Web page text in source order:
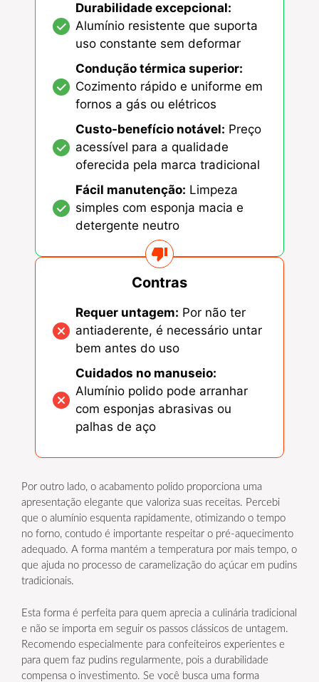
Durabilidade excepcional:
Alumínio resistente que suporta
uso constante sem deformar
Condução térmica superior:
Cozimento rápido e uniforme em
fornos a gás ou elétricos
Custo-benefício notável: Preço
acessível para a qualidade
oferecida pela marca tradicional
Fácil manutenção: Limpeza
simples com esponja macia e
detergente neutro
Contras
Requer untagem: Por não ter
antiaderente, é necessário untar
bem antes do uso
Cuidados no manuseio:
Alumínio polido pode arranhar
com esponjas abrasivas ou
palhas de aço
Por outro lado, o acabamento polido proporciona uma
apresentação elegante que valoriza suas receitas. Percebi
que o alumínio esquenta rapidamente, otimizando o tempo
no forno, contudo é importante respeitar o pré-aquecimento
adequado. A forma mantém a temperatura por mais tempo, o
que ajuda no processo de caramelização do açúcar em pudins
tradicionais.
Esta forma é perfeita para quem aprecia a culinária tradicional
e não se importa em seguir os passos clássicos de untagem.
Recomendo especialmente para confeiteiros experientes e
para quem faz pudins regularmente, pois a durabilidade
compensa o investimento. Se você busca uma forma